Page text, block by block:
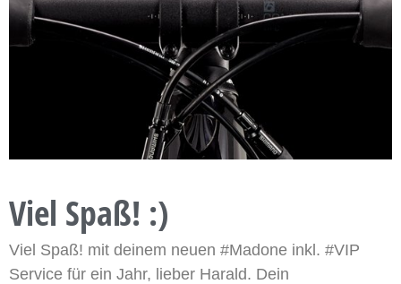
Viel Spaß! :)
Viel Spaß! mit deinem neuen #Madone inkl. #VIP
Service für ein Jahr, lieber Harald. Dein